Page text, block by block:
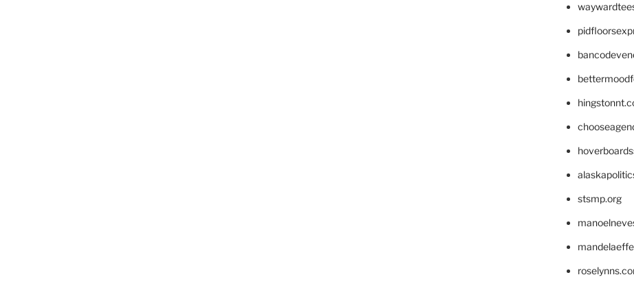
stsmp.org